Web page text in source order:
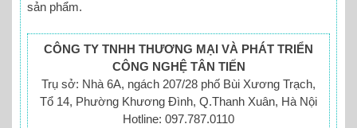
sản phẩm.
CÔNG TY TNHH THƯƠNG MẠI VÀ PHÁT TRIỂN
CÔNG NGHỆ TÂN TIẾN
Trụ sở: Nhà 6A, ngách 207/28 phố Bùi Xương Trạch,
Tổ 14, Phường Khương Đình, Q.Thanh Xuân, Hà Nội
Hotline: 097.787.0110